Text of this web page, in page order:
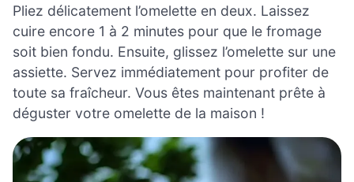
Pliez délicatement l’omelette en deux. Laissez
cuire encore 1 à 2 minutes pour que le fromage
soit bien fondu. Ensuite, glissez l’omelette sur une
assiette. Servez immédiatement pour profiter de
toute sa fraîcheur. Vous êtes maintenant prête à
déguster votre omelette de la maison !